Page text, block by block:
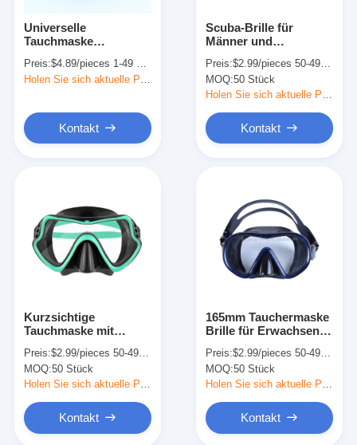
Videos
Über uns
Kontakt mit uns
Neuigkeiten
Universelle
Tauchmaske
Sichtkorrektur
Preis:$4.89/pieces 1-49 pieces
Kontakt
Scuba-Brille für
Männer und
Schnorchler
Preis:$2.99/pieces 50-499 pieces
MOQ:50 Stück
Holen Sie sich aktuelle Preis
Kontakt
Kurzsichtige
Tauchmaske mit
Preis:$2.99/pieces 50-499 pieces
MOQ:50 Stück
Holen Sie sich aktuelle Preis
Kontakt
165mm Tauchermaske
Brille für Erwachsene
Rahmen
Preis:$2.99/pieces 50-499 pieces
MOQ:50 Stück
Holen Sie sich aktuelle Preis
Kontakt